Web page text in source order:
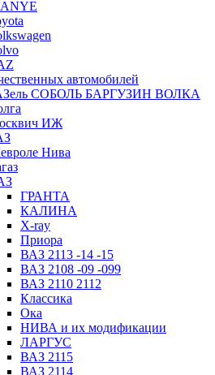
автомобилей
СОБОЛЬ БАРГУЗИН ВОЛКА
ИЖ
Нива
ГРАНТА
КАЛИНА
X-ray
Приора
ВАЗ 2113 -14 -15
ВАЗ 2108 -09 -099
ВАЗ 2110 2112
Классика
Ока
НИВА и их модификации
ЛАРГУС
ВАЗ 2115
ВАЗ 2114